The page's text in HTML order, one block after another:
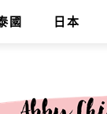
國 日本